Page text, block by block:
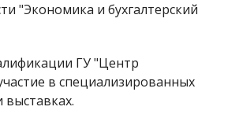
"Экономика и бухгалтерский
ГУ "Центр
в специализированных